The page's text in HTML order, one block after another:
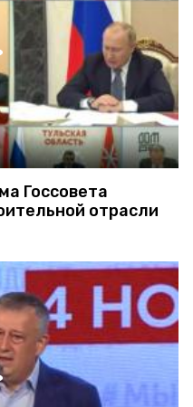
Госсовета
отрасли